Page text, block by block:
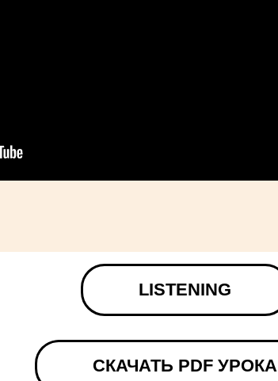
LISTENING
СКАЧАТЬ PDF УРОКА